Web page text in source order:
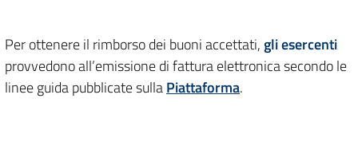
Per ottenere il rimborso dei buoni accettati, gli esercenti
provvedono all’emissione di fattura elettronica secondo le
linee guida pubblicate sullaPiattaforma.